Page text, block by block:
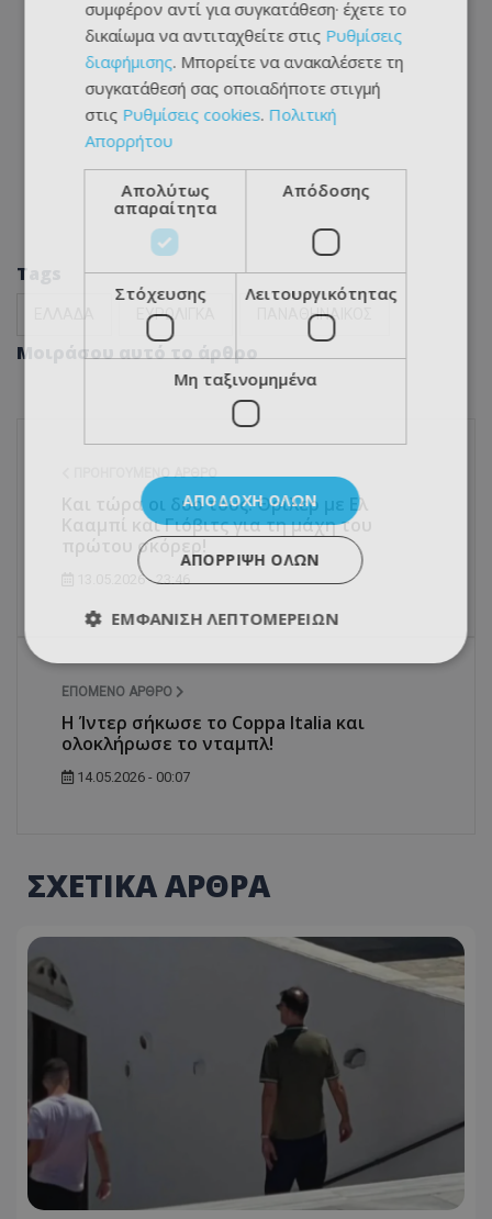
Tags
ΕΥΡΩΛΙΓΚΑ ΠΑΝΑΘΗΝΑΙΚΟΣ
Μοιράσου αυτό το άρθρο
ΠΡΟΗΓΟΎΜΕΝΟ ΆΡΘΡΟ
Και τώρα οι δυο τους: Θρίλερ με Ελ
Κααμπί και Γιόβιτς για τη μάχη του
πρώτου σκόρερ!
13.05.2026 - 23:46
ΕΠΌΜΕΝΟ ΆΡΘΡΟ
Η Ίντερ σήκωσε το Coppa Italia και
ολοκλήρωσε το νταμπλ!
14.05.2026 - 00:07
ΣΧΕΤΙΚΑ ΑΡΘΡΑ
συμφέρον αντί για συγκατάθεση· έχετε το
δικαίωμα να αντιταχθείτε στις Ρυθμίσεις
διαφήμισης. Μπορείτε να ανακαλέσετε τη
συγκατάθεσή σας οποιαδήποτε στιγμή
στις Ρυθμίσεις cookies. Πολιτική
Απορρήτου
Απολύτως
απαραίτητα
Απόδοσης
Στόχευσης Λειτουργικότητας
Μη ταξινομημένα
ΑΠΟΔΟΧΉ ΌΛΩΝ
ΑΠΌΡΡΙΨΗ ΌΛΩΝ
ΕΜΦΆΝΙΣΗ ΛΕΠΤΟΜΕΡΕΙΏΝ